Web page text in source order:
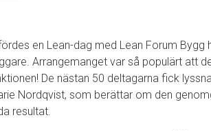
en Lean-dag med Lean Forum Bygg
Arrangemanget var så populärt att
De nästan 50 deltagarna fick
Nordqvist, som berättar om den
resultat.